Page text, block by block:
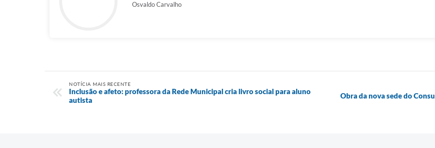
Osvaldo Carvalho
NOTÍCIA MAIS RECENTE
Inclusão e afeto: professora da Rede Municipal cria livro social para aluno
autista
Obra da nova sede do